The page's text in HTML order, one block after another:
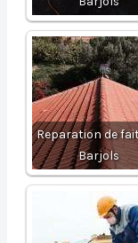
Reparation de
Barjols